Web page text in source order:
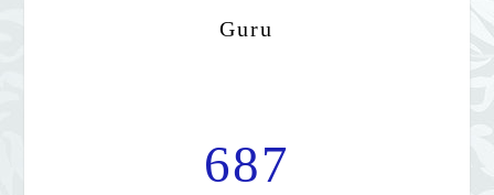
Guru
687